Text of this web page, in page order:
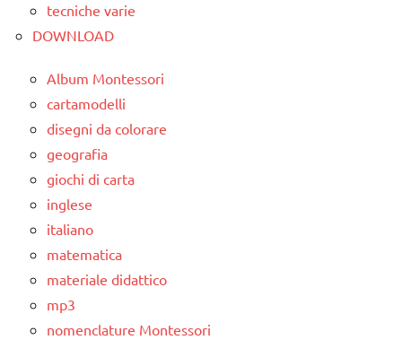
tecniche varie
DOWNLOAD
Album Montessori
cartamodelli
disegni da colorare
geografia
giochi di carta
inglese
italiano
matematica
materiale didattico
mp3
nomenclature Montessori